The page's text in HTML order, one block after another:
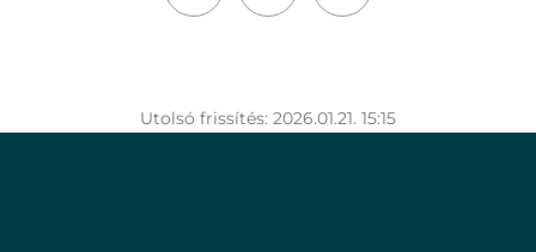
Utolsó frissítés: 2026.01.21. 15:15